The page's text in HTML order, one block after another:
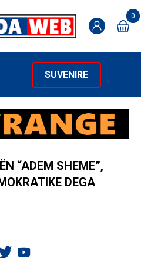
0
SUVENIRE
“ADEM SHEME”,
DEGA